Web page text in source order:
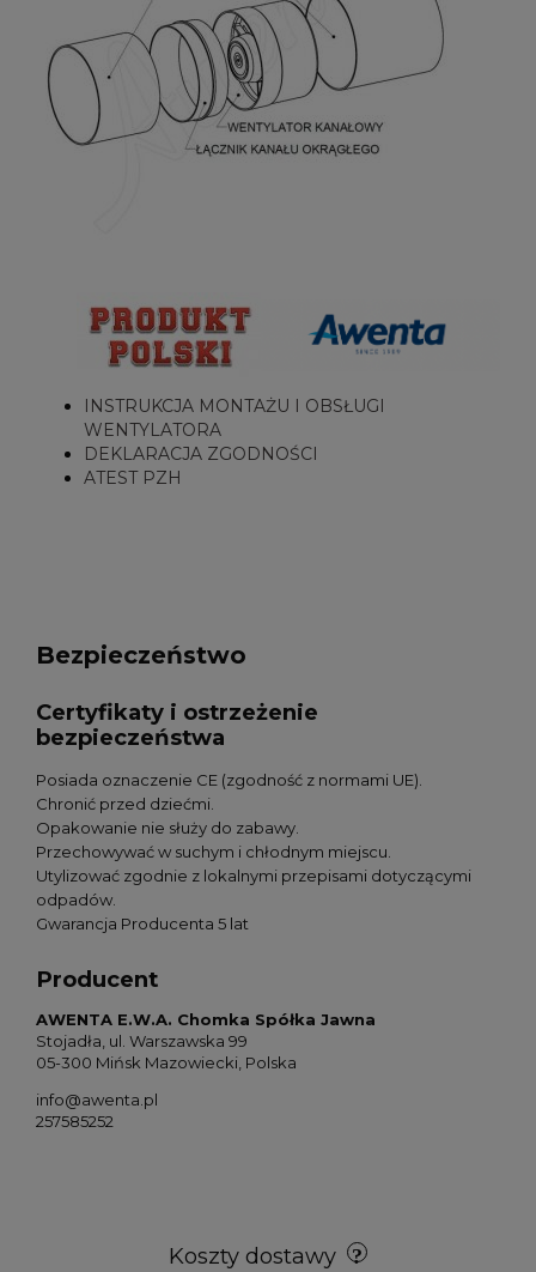
INSTRUKCJA MONTAŻU I OBSŁUGI
WENTYLATORA
DEKLARACJA ZGODNOŚCI
ATEST PZH
Bezpieczeństwo
Certyfikaty i ostrzeżenie
bezpieczeństwa
Posiada oznaczenie CE (zgodność z normami UE).
Chronić przed dziećmi.
Opakowanie nie służy do zabawy.
Przechowywać w suchym i chłodnym miejscu.
Utylizować zgodnie z lokalnymi przepisami dotyczącymi
odpadów.
Gwarancja Producenta 5 lat
Producent
AWENTA E.W.A. Chomka Spółka Jawna
Stojadła, ul. Warszawska 99
05-300 Mińsk Mazowiecki, Polska
info@awenta.pl
257585252
Koszty dostawy